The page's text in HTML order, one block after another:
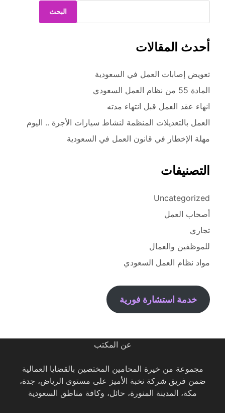
البحث
أحدث المقالات
تعويض إصابات العمل في السعودية
المادة 55 من نظام العمل السعودي
انهاء عقد العمل قبل انتهاء مدته
العمل بالتعديلات المنظمة لنشاط سيارات الأجرة .. اليوم
مهلة الإخطار في قانون العمل في السعودية
التصنيفات
Uncategorized
أصحاب العمل
تجاري
للموظفين والعمال
مواد نظام العمل السعودي
خدمة استشارة فورية
عن المكتب
مجموعة من خيرة المحامين المختصين بالقضايا العمالية
ضمن فريق شركة نخبة الأميز على مستوى الرياض، جدة،
مكة، المدينة المنورة، حائل، وكافة مناطق السعودية